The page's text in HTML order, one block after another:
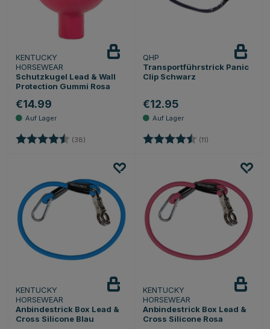
KENTUCKY
HORSEWEAR
Schutzkugel Lead & Wall
Protection Gummi Rosa
€14.99
Bewertung: (38) 4.5 von 5 Sternen
QHP
Transportführstrick Panic
Clip Schwarz
€12.95
Bewertung: (11)
KENTUCKY
HORSEWEAR
Anbindestrick Box Lead &
Cross Silicone Blau
KENTUCKY
HORSEWEAR
Anbindestrick Box Lead &
Cross Silicone Rosa